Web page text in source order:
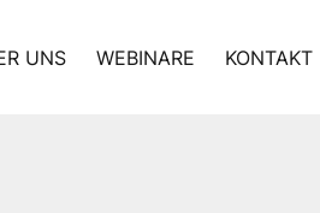
UNS WEBINARE KONTAKT